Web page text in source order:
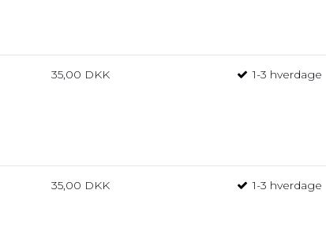
35,00 DKK 1-3 hverdage
35,00 DKK 1-3 hverdage